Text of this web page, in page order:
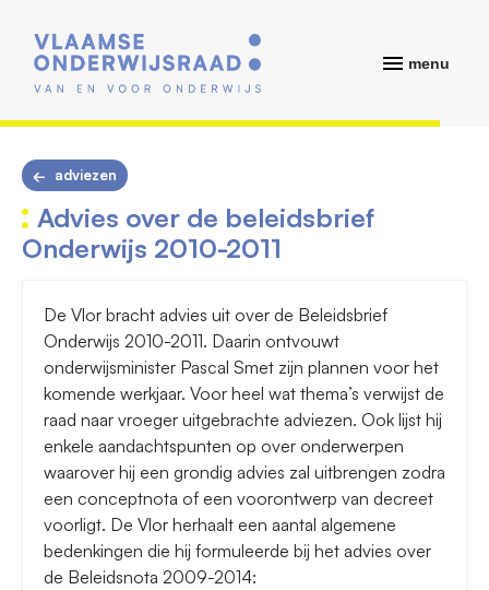
menu
adviezen
Advies over de beleidsbrief
Onderwijs 2010-2011
De Vlor bracht advies uit over de Beleidsbrief
Onderwijs 2010-2011. Daarin ontvouwt
onderwijsminister Pascal Smet zijn plannen voor het
komende werkjaar. Voor heel wat thema’s verwijst de
raad naar vroeger uitgebrachte adviezen. Ook lijst hij
enkele aandachtspunten op over onderwerpen
waarover hij een grondig advies zal uitbrengen zodra
een conceptnota of een voorontwerp van decreet
voorligt. De Vlor herhaalt een aantal algemene
bedenkingen die hij formuleerde bij het advies over
de Beleidsnota 2009-2014: